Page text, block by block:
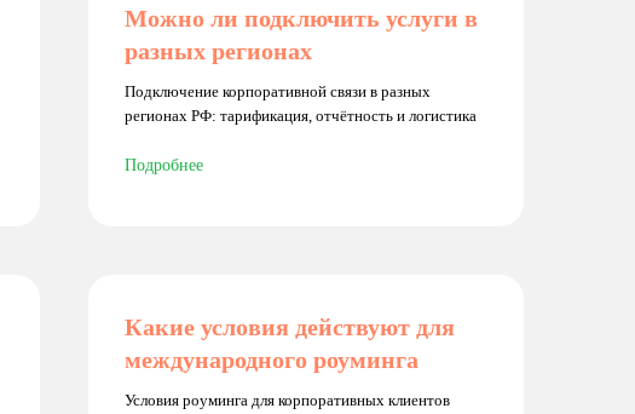
Можно ли подключить услуги в
разных регионах
Подключение корпоративной связи в разных
регионах РФ: тарификация, отчётность и логистика
Подробнее
Какие условия действуют для
международного роуминга
Условия роуминга для корпоративных клиентов